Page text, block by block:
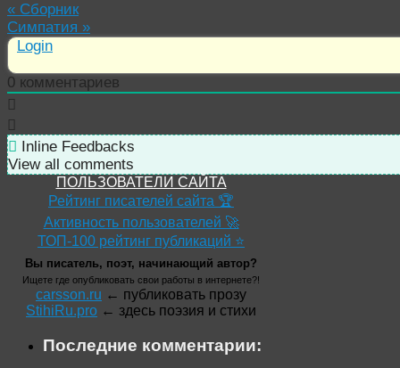
« Сборник
Симпатия »
Login
0 комментариев
Inline Feedbacks
View all comments
ПОЛЬЗОВАТЕЛИ САЙТА
Рейтинг писателей сайта 🏆
Активность пользователей 🚀
ТОП-100 рейтинг публикаций ⭐
Вы писатель, поэт, начинающий автор?
Ищете где опубликовать свои работы в интернете?!
carsson.ru ← публиковать прозу
StihiRu.pro ← здесь поэзия и стихи
Последние комментарии: